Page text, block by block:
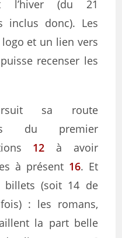
l’hiver (du 21
inclus donc). Les
et un lien vers
recenser les
sa route
du premier
12 à avoir
à présent 16. Et
billets (soit 14 de
: les romans,
la part belle